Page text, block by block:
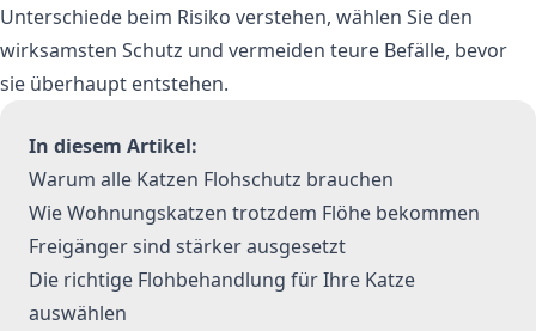
Unterschiede beim Risiko verstehen, wählen Sie den
wirksamsten Schutz und vermeiden teure Befälle, bevor
sie überhaupt entstehen.
In diesem Artikel:
Warum alle Katzen Flohschutz brauchen
Wie Wohnungskatzen trotzdem Flöhe bekommen
Freigänger sind stärker ausgesetzt
Die richtige Flohbehandlung für Ihre Katze
auswählen